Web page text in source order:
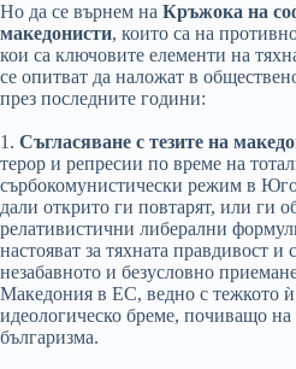
Но да се върнем на Кръжока на
македонисти, които са на
кои са ключовите елементи на
се опитват да наложат в
през последните години:
1. Съгласяване с тезите на
терор и репресии по време на
сърбокомунистически режим в
дали открито ги повтарят, или ги
релативистични либерални
настояват за тяхната правдивост и
незабавното и безусловно
Македония в ЕС, ведно с тежкото ѝ
идеологическо бреме, почиващо на
българизма.